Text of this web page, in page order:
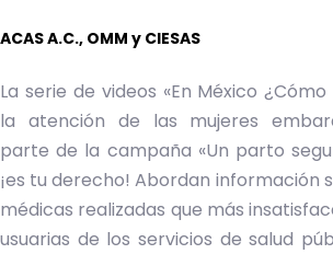
ACAS A.C., OMM y CIESAS
La serie de videos «En México
la atención de las mujeres
parte de la campaña «Un parto
¡es tu derecho! Abordan información
médicas realizadas que más
usuarias de los servicios de salud